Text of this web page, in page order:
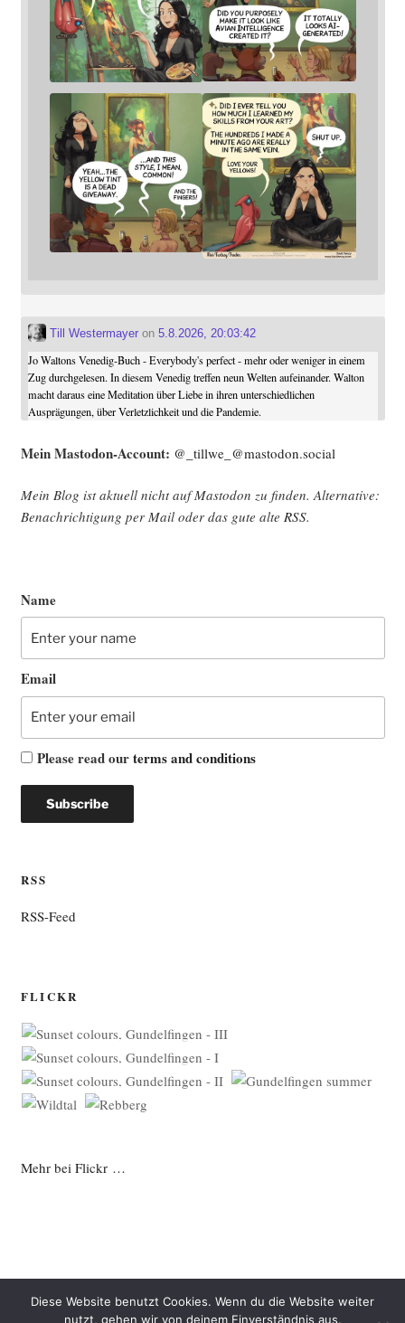
Till Westermayeron 5.8.2026, 20:03:42
Jo Waltons Venedig-Buch - Everybody's perfect - mehr oder weniger in einem
Zug durchgelesen. In diesem Venedig treffen neun Welten aufeinander. Walton
macht daraus eine Meditation über Liebe in ihren unterschiedlichen
Ausprägungen, über Verletzlichkeit und die Pandemie.
Mein Mast­o­don-Account: @_tillwe_@mastodon.social
Mein Blog ist aktu­ell nicht auf Mast­o­don zu fin­den. Alter­na­ti­ve:
Benach­rich­ti­gung per Mail oder das gute alte RSS.
Name
Email
Please read ourterms and conditions
RSS
RSS-Feed
FLICKR
Mehr bei Flickr …
Diese Website benutzt Cookies. Wenn du die Website weiter
nutzt, gehen wir von deinem Einverständnis aus.